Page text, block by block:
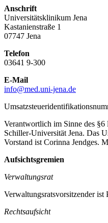
Anschrift
Universitätsklinikum Jena
Kastanienstraße 1
07747 Jena
Telefon
03641 9-300
E-Mail
info@med.uni-jena.de
Verantwortlich im Sinne des
Schiller-Universität Jena. Das
Vorstand ist Corinna Jendges.
Aufsichtsgremien
Verwaltungsrat
Verwaltungsratsvorsitzender
Rechtsaufsicht